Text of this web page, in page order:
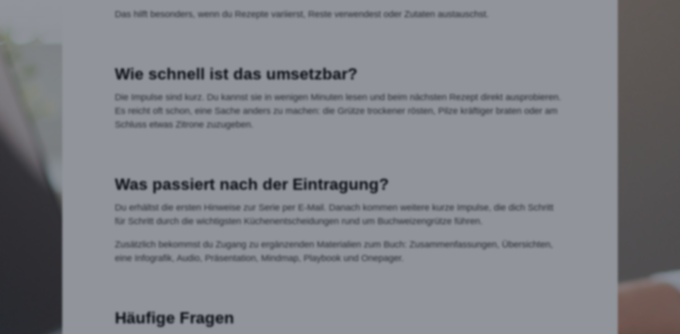
Das hilft besonders, wenn du Rezepte variierst, Reste verwendest oder Zutaten austauschst.
Wie schnell ist das umsetzbar?
Die Impulse sind kurz. Du kannst sie in wenigen Minuten lesen und beim nächsten Rezept direkt ausprobieren.
Es reicht oft schon, eine Sache anders zu machen: die Grütze trockener rösten, Pilze kräftiger braten oder am
Schluss etwas Zitrone zuzugeben.
Was passiert nach der Eintragung?
Du erhältst die ersten Hinweise zur Serie per E-Mail. Danach kommen weitere kurze Impulse, die dich Schritt
für Schritt durch die wichtigsten Küchenentscheidungen rund um Buchweizengrütze führen.
Zusätzlich bekommst du Zugang zu ergänzenden Materialien zum Buch: Zusammenfassungen, Übersichten,
eine Infografik, Audio, Präsentation, Mindmap, Playbook und Onepager.
Häufige Fragen